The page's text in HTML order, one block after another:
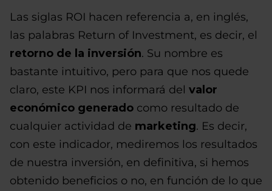
Las siglas ROI hacen referencia a, en inglés,
las palabras Return of Investment, es decir, el
retorno de la inversión. Su nombre es
bastante intuitivo, pero para que nos quede
claro, este KPI nos informará del valor
económico generado como resultado de
cualquier actividad de marketing. Es decir,
con este indicador, mediremos los resultados
de nuestra inversión, en definitiva, si hemos
obtenido beneficios o no, en función de lo que